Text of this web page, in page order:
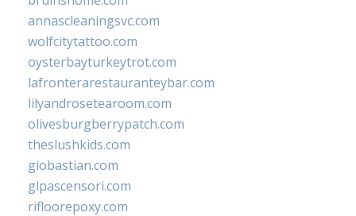
annascleaningsvc.com
wolfcitytattoo.com
oysterbayturkeytrot.com
lafronterarestauranteybar.com
lilyandrosetearoom.com
olivesburgberrypatch.com
theslushkids.com
giobastian.com
glpascensori.com
rifloorepoxy.com